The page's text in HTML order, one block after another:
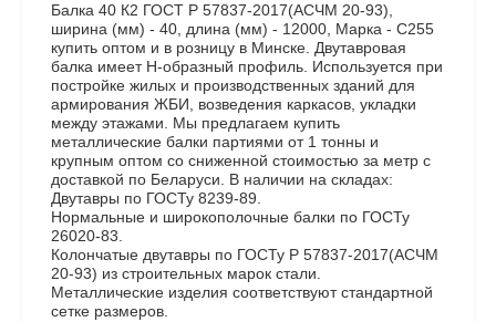
Балка 40 К2 ГОСТ Р 57837-2017(АСЧМ 20-93),
ширина (мм) - 40, длина (мм) - 12000, Марка - С255
купить оптом и в розницу в Минске. Двутавровая
балка имеет Н-образный профиль. Используется при
постройке жилых и производственных зданий для
армирования ЖБИ, возведения каркасов, укладки
между этажами. Мы предлагаем купить
металлические балки партиями от 1 тонны и
крупным оптом со сниженной стоимостью за метр с
доставкой по Беларуси. В наличии на складах:
Двутавры по ГОСТу 8239-89.
Нормальные и широкополочные балки по ГОСТу
26020-83.
Колончатые двутавры по ГОСТу Р 57837-2017(АСЧМ
20-93) из строительных марок стали.
Металлические изделия соответствуют стандартной
сетке размеров.